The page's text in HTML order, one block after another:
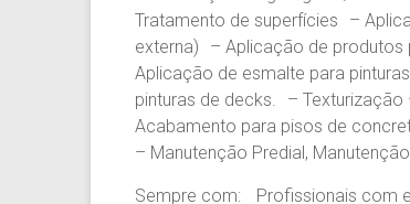
Tratamento de superfícies –
externa) – Aplicação de produtos
Aplicação de esmalte para
pinturas de decks. –
Acabamento para pisos de
– Manutenção Predial,
Sempre com: Profissionais com